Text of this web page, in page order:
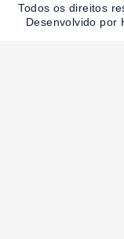
Todos os direitos
Desenvolvido por